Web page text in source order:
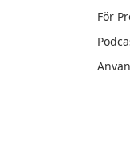
För